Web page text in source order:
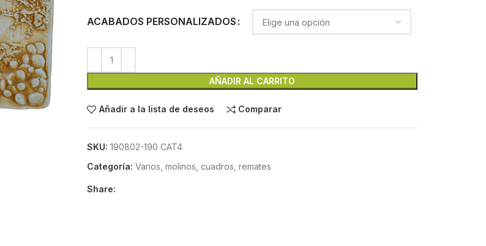
ACABADOS PERSONALIZADOS
AÑADIR AL CARRITO
Añadir a la lista de deseos Comparar
SKU: 190802-190 CAT4
Categoría: Varios, molinos, cuadros, remates
Share: